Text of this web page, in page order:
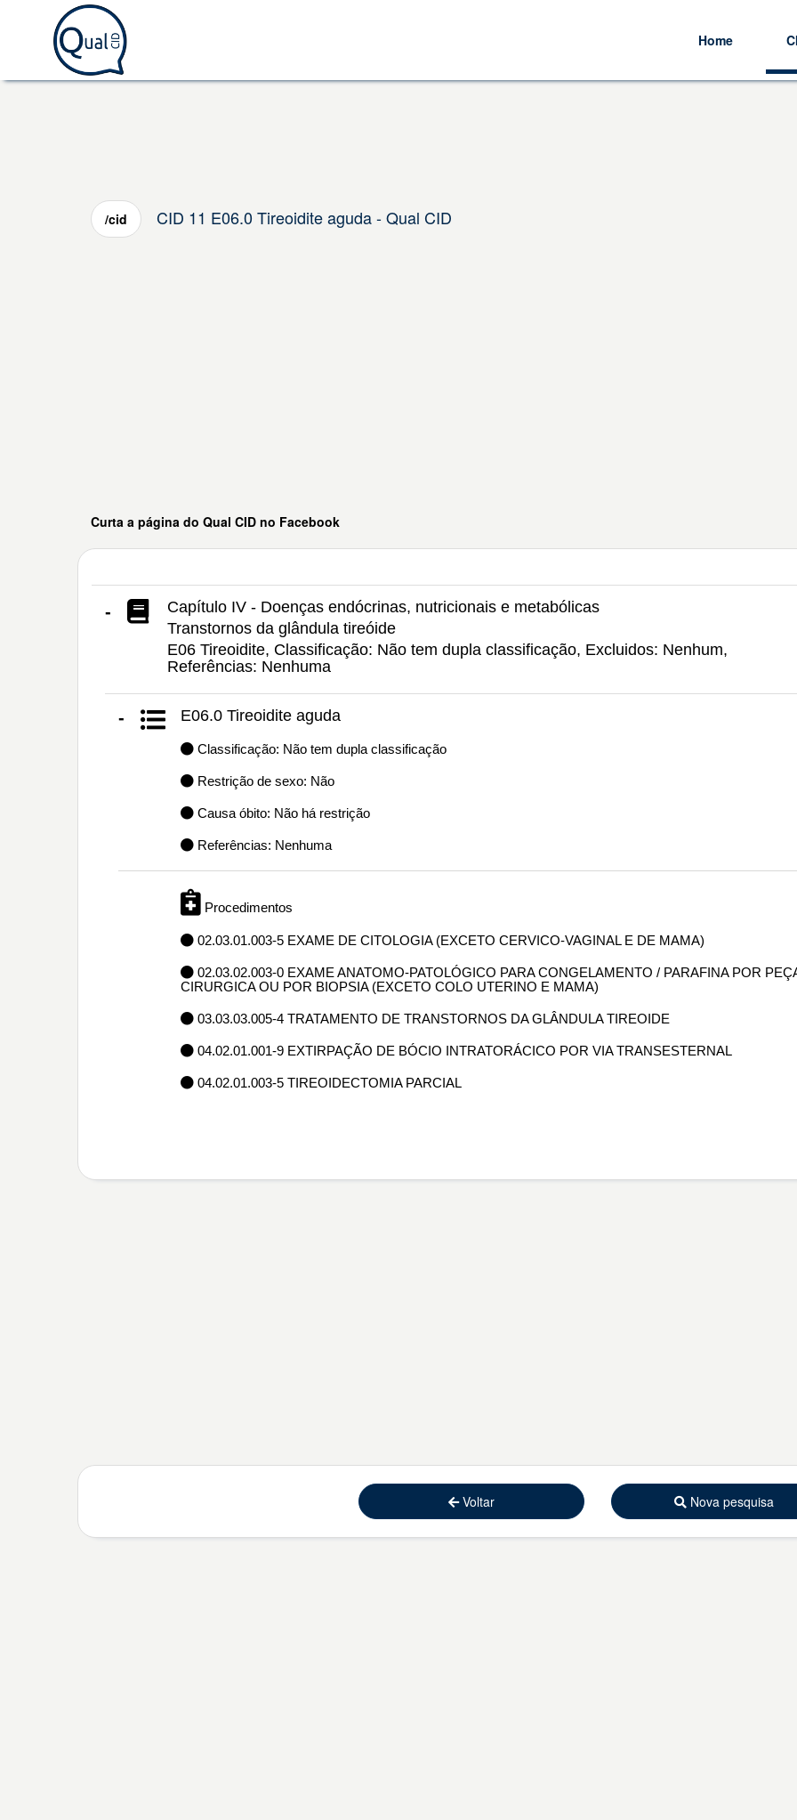
Home
/cid CID 11 E06.0 Tireoidite aguda - Qual CID
Curta a página do Qual CID no Facebook
-
Capítulo IV - Doenças endócrinas, nutricionais e metabólicas
Transtornos da glândula tireóide
E06 Tireoidite, Classificação: Não tem dupla classificação, Excluidos: Nenhum,
Referências: Nenhuma
- E06.0 Tireoidite aguda
Classificação: Não tem dupla classificação
Restrição de sexo: Não
Causa óbito: Não há restrição
Referências: Nenhuma
Procedimentos
02.03.01.003-5 EXAME DE CITOLOGIA (EXCETO CERVICO-VAGINAL E DE MAMA)
02.03.02.003-0 EXAME ANATOMO-PATOLÓGICO PARA CONGELAMENTO / PARAFINA POR
CIRURGICA OU POR BIOPSIA (EXCETO COLO UTERINO E MAMA)
03.03.03.005-4 TRATAMENTO DE TRANSTORNOS DA GLÂNDULA TIREOIDE
04.02.01.001-9 EXTIRPAÇÃO DE BÓCIO INTRATORÁCICO POR VIA TRANSESTERNAL
04.02.01.003-5 TIREOIDECTOMIA PARCIAL
Voltar Nova pesquisa